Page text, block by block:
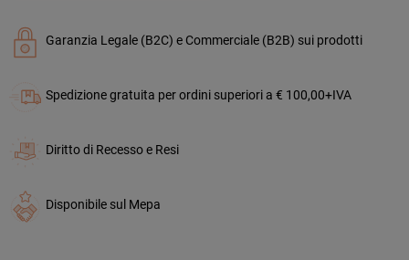
Garanzia Legale (B2C) e Commerciale (B2B) sui prodotti
Spedizione gratuita per ordini superiori a € 100,00+IVA
Diritto di Recesso e Resi
Disponibile sul Mepa